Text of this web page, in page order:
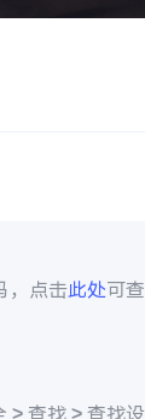
，点击此处可
查找 > 查找设